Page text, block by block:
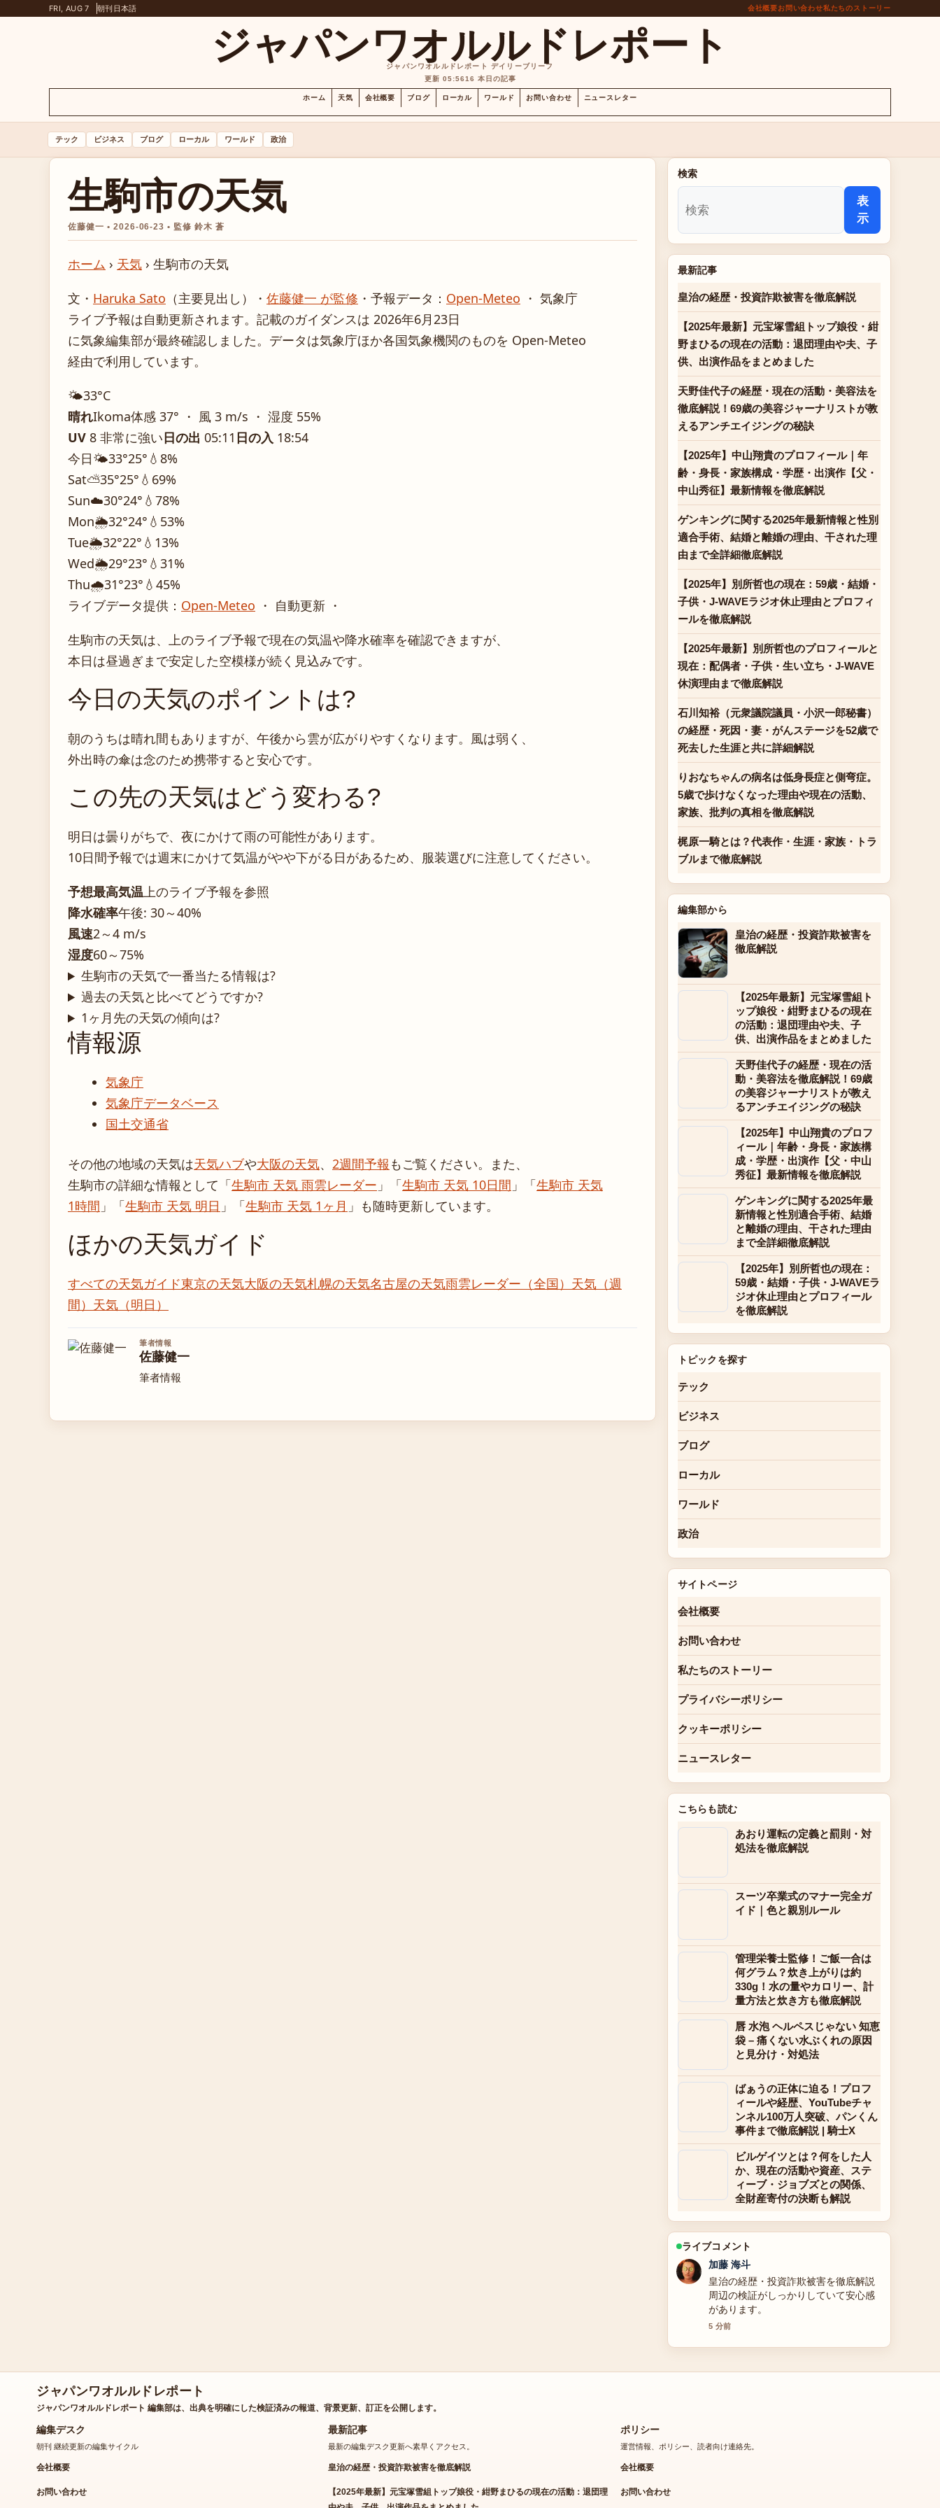
FRI, AUG 7 朝刊 日本語 会社概要お問い合わせ私たちのストーリー
ジャパンワオルルドレポート
ジャパンワオルルドレポート デイリーブリーフ
更新 05:5616 本日の記事
ホーム 天気 会社概要 ブログ ローカル ワールド お問い合わせ ニュースレター
テック ビジネス ブログ ローカル ワールド 政治
生駒市の天気
佐藤健一 • 2026-06-23 • 監修 鈴木 蒼
ホーム › 天気 › 生駒市の天気
文・ Haruka Sato （主要見出し） ・ 佐藤健一 が監修 ・ 予報データ： Open-Meteo ・ 気象庁
ライブ予報は自動更新されます。記載のガイダンスは 2026年6月23日
に気象編集部が最終確認しました。データは気象庁ほか各国気象機関のものを Open-Meteo
経由で利用しています。
🌤️33°C
晴れIkoma体感 37° ・ 風 3 m/s ・ 湿度 55%
UV 8 非常に強い日の出 05:11 日の入 18:54
今日🌤️33°25° 💧8%
Sat⛅35°25° 💧69%
Sun☁️30°24° 💧78%
Mon🌦️32°24° 💧53%
Tue🌦️32°22° 💧13%
Wed🌦️29°23° 💧31%
Thu🌧️31°23° 💧45%
ライブデータ提供： Open-Meteo ・ 自動更新 ・
生駒市の天気は、上のライブ予報で現在の気温や降水確率を確認できますが、
本日は昼過ぎまで安定した空模様が続く見込みです。
今日の天気のポイントは?
朝のうちは晴れ間もありますが、午後から雲が広がりやすくなります。風は弱く、
外出時の傘は念のため携帯すると安心です。
この先の天気はどう変わる?
明日は曇りがちで、夜にかけて雨の可能性があります。
10日間予報では週末にかけて気温がやや下がる日があるため、服装選びに注意してください。
予想最高気温上のライブ予報を参照
降水確率午後: 30～40%
風速2～4 m/s
湿度60～75%
生駒市の天気で一番当たる情報は?
過去の天気と比べてどうですか?
1ヶ月先の天気の傾向は?
情報源
気象庁
気象庁データベース
国土交通省
その他の地域の天気は天気ハブや大阪の天気、 2週間予報 もご覧ください。また、
生駒市の詳細な情報として「生駒市 天気 雨雲レーダー 」「生駒市 天気 10日間 」「生駒市 天気
1時間 」「生駒市 天気 明日 」「生駒市 天気 1ヶ月 」も随時更新しています。
ほかの天気ガイド
すべての天気ガイド東京の天気大阪の天気札幌の天気名古屋の天気雨雲レーダー（全国） 天気（週
間） 天気（明日）
筆者情報
佐藤健一
筆者情報
検索
表
示
最新記事
皇治の経歴・投資詐欺被害を徹底解説
【2025年最新】元宝塚雪組トップ娘役・紺
野まひるの現在の活動：退団理由や夫、子
供、出演作品をまとめました
天野佳代子の経歴・現在の活動・美容法を
徹底解説！69歳の美容ジャーナリストが教
えるアンチエイジングの秘訣
【2025年】中山翔貴のプロフィール｜年
齢・身長・家族構成・学歴・出演作【父・
中山秀征】最新情報を徹底解説
ゲンキングに関する2025年最新情報と性別
適合手術、結婚と離婚の理由、干された理
由まで全詳細徹底解説
【2025年】別所哲也の現在：59歳・結婚・
子供・J-WAVEラジオ休止理由とプロフィ
ールを徹底解説
【2025年最新】別所哲也のプロフィールと
現在：配偶者・子供・生い立ち・J-WAVE
休演理由まで徹底解説
石川知裕（元衆議院議員・小沢一郎秘書）
の経歴・死因・妻・がんステージを52歳で
死去した生涯と共に詳細解説
りおなちゃんの病名は低身長症と側弯症。
5歳で歩けなくなった理由や現在の活動、
家族、批判の真相を徹底解説
梶原一騎とは？代表作・生涯・家族・トラ
ブルまで徹底解説
編集部から
皇治の経歴・投資詐欺被害を
徹底解説
【2025年最新】元宝塚雪組ト
ップ娘役・紺野まひるの現在
の活動：退団理由や夫、子
供、出演作品をまとめました
天野佳代子の経歴・現在の活
動・美容法を徹底解説！69歳
の美容ジャーナリストが教え
るアンチエイジングの秘訣
【2025年】中山翔貴のプロフ
ィール｜年齢・身長・家族構
成・学歴・出演作【父・中山
秀征】最新情報を徹底解説
ゲンキングに関する2025年最
新情報と性別適合手術、結婚
と離婚の理由、干された理由
まで全詳細徹底解説
【2025年】別所哲也の現在：
59歳・結婚・子供・J-WAVEラ
ジオ休止理由とプロフィール
を徹底解説
トピックを探す
テック
ビジネス
ブログ
ローカル
ワールド
政治
サイトページ
会社概要
お問い合わせ
私たちのストーリー
プライバシーポリシー
クッキーポリシー
ニュースレター
こちらも読む
あおり運転の定義と罰則・対
処法を徹底解説
スーツ卒業式のマナー完全ガ
イド｜色と親別ルール
管理栄養士監修！ご飯一合は
何グラム？炊き上がりは約
330g！水の量やカロリー、計
量方法と炊き方も徹底解説
唇 水泡 ヘルペスじゃない 知恵
袋 – 痛くない水ぶくれの原因
と見分け・対処法
ばぁうの正体に迫る！プロフ
ィールや経歴、YouTubeチャ
ンネル100万人突破、パンくん
事件まで徹底解説 | 騎士X
ビルゲイツとは？何をした人
か、現在の活動や資産、ステ
ィーブ・ジョブズとの関係、
全財産寄付の決断も解説
ライブコメント
高橋 蓮
【2025年最新】元宝塚雪組トップ娘
役・紺野まひるの現在の活動：退団理
由や夫、子供、出演作品をまとめまし
た の整理がとても分かりやすいです。
ジャパンワオルルドレポート
ジャパンワオルルドレポート 編集部は、出典を明確にした検証済みの報道、背景更新、訂正を公開します。
編集デスク
朝刊 継続更新の編集サイクル
会社概要
最新記事
最新の編集デスク更新へ素早くアクセス。
皇治の経歴・投資詐欺被害を徹底解説
ポリシー
運営情報、ポリシー、読者向け連絡先。
会社概要